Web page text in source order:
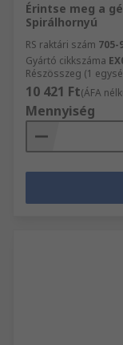
Érintse meg a
Spirálhornyú
RS raktári szám 705-
Gyártó cikkszáma
Részösszeg (1
10 421 Ft(ÁFA
Mennyiség